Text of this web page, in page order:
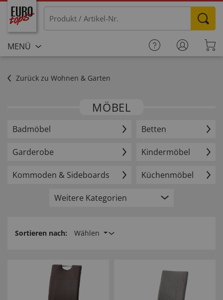
MENÜ
Zurück zu Wohnen & Garten
MÖBEL
Badmöbel Betten
Garderobe Kindermöbel
Kommoden & Sideboards Küchenmöbel
Weitere Kategorien
Sortieren nach: Wählen